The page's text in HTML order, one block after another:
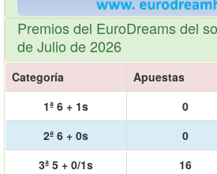
Premios del EuroDreams del
de Julio de 2026
Categoría Apuestas
1ª 6 + 1s
0
2ª 6 + 0s
0
3ª 5 + 0/1s
16